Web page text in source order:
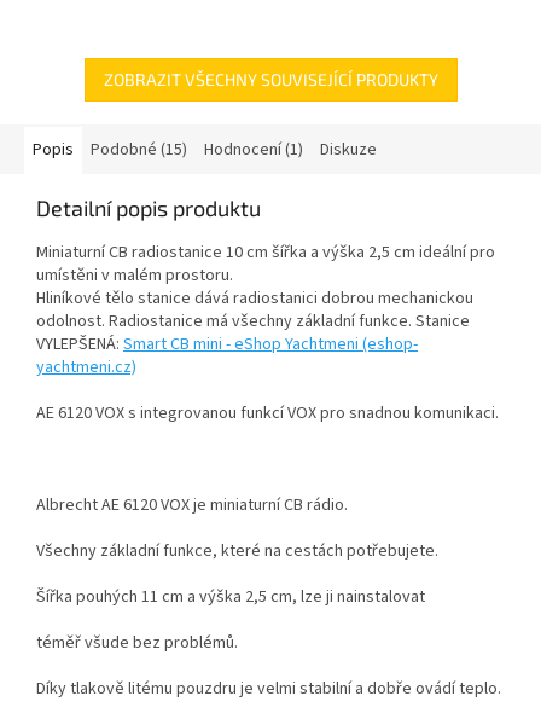
ZOBRAZIT VŠECHNY SOUVISEJÍCÍ PRODUKTY
Popis Podobné (15) Hodnocení (1) Diskuze
Detailní popis produktu
Miniaturní CB radiostanice 10 cm šířka a výška 2,5 cm ideální pro
umístěni v malém prostoru.
Hliníkové tělo stanice dává radiostanici dobrou mechanickou
odolnost. Radiostanice má všechny základní funkce. Stanice
VYLEPŠENÁ: Smart CB mini - eShop Yachtmeni (eshop-
yachtmeni.cz)
AE 6120 VOX s integrovanou funkcí VOX pro snadnou komunikaci.
Albrecht AE 6120 VOX je miniaturní CB rádio.
Všechny základní funkce, které na cestách potřebujete.
Šířka pouhých 11 cm a výška 2,5 cm, lze ji nainstalovat
téměř všude bez problémů.
Díky tlakově litému pouzdru je velmi stabilní a dobře ovádí teplo.